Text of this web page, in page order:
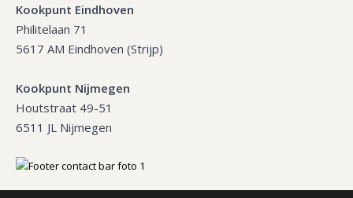
Kookpunt Eindhoven
Philitelaan 71
5617 AM Eindhoven (Strijp)
Kookpunt Nijmegen
Houtstraat 49-51
6511 JL Nijmegen